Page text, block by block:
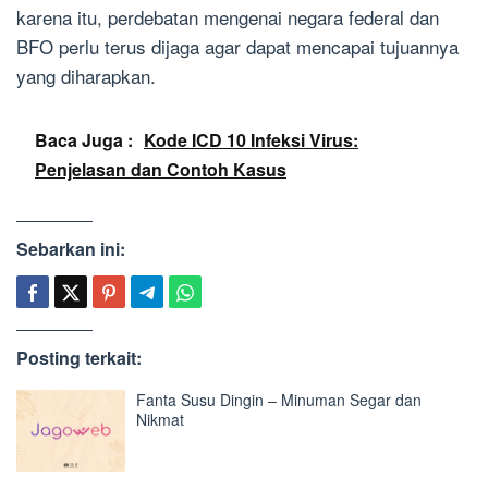
karena itu, perdebatan mengenai negara federal dan
BFO perlu terus dijaga agar dapat mencapai tujuannya
yang diharapkan.
Baca Juga : Kode ICD 10 Infeksi Virus:
Penjelasan dan Contoh Kasus
Sebarkan ini:
Posting terkait:
Fanta Susu Dingin – Minuman Segar dan
Nikmat